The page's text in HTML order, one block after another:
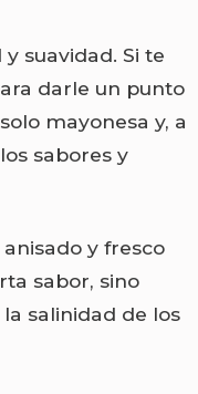
suavidad. Si te
darle un punto
mayonesa y, a
sabores y
y fresco
sabor, sino
salinidad de los